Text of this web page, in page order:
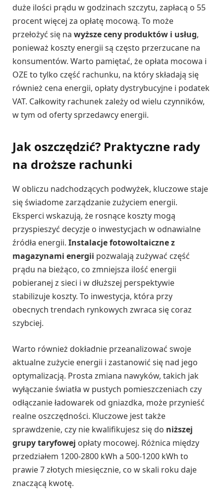
duże ilości prądu w godzinach szczytu, zapłacą o 55
procent więcej za opłatę mocową. To może
przełożyć się na wyższe ceny produktów i usług,
ponieważ koszty energii są często przerzucane na
konsumentów. Warto pamiętać, że opłata mocowa i
OZE to tylko część rachunku, na który składają się
również cena energii, opłaty dystrybucyjne i podatek
VAT. Całkowity rachunek zależy od wielu czynników,
w tym od oferty sprzedawcy energii.
Jak oszczędzić? Praktyczne rady
na droższe rachunki
W obliczu nadchodzących podwyżek, kluczowe staje
się świadome zarządzanie zużyciem energii.
Eksperci wskazują, że rosnące koszty mogą
przyspieszyć decyzje o inwestycjach w odnawialne
źródła energii. Instalacje fotowoltaiczne z
magazynami energii pozwalają zużywać część
prądu na bieżąco, co zmniejsza ilość energii
pobieranej z sieci i w dłuższej perspektywie
stabilizuje koszty. To inwestycja, która przy
obecnych trendach rynkowych zwraca się coraz
szybciej.
Warto również dokładnie przeanalizować swoje
aktualne zużycie energii i zastanowić się nad jego
optymalizacją. Prosta zmiana nawyków, takich jak
wyłączanie światła w pustych pomieszczeniach czy
odłączanie ładowarek od gniazdka, może przynieść
realne oszczędności. Kluczowe jest także
sprawdzenie, czy nie kwalifikujesz się do niższej
grupy taryfowej opłaty mocowej. Różnica między
przedziałem 1200-2800 kWh a 500-1200 kWh to
prawie 7 złotych miesięcznie, co w skali roku daje
znaczącą kwotę.